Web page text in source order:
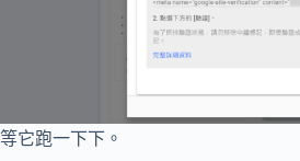
等它跑一下下。